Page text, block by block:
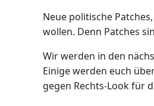
Neue politische
wollen. Denn Patches
Wir werden in den
Einige werden euch
gegen Rechts-Look für